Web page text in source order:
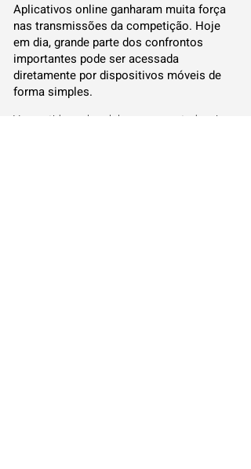
Aplicativos online ganharam muita força
nas transmissões da competição. Hoje
em dia, grande parte dos confrontos
importantes pode ser acessada
diretamente por dispositivos móveis de
forma simples.
Ver partidas pelo celular ou computador virou